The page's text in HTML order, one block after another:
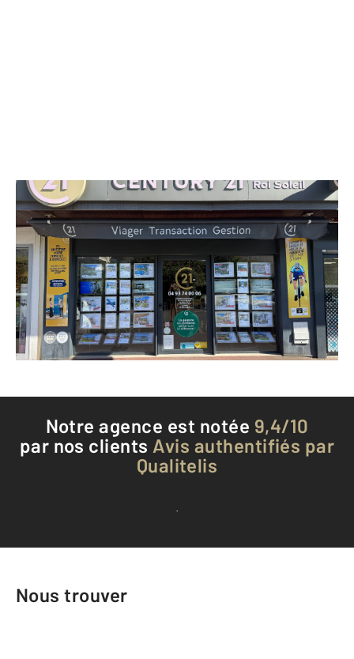
CENTURY 21 Roi Soleil
66 route de Saint Jean
ANTIBES - 06600
Envoyer un message
Téléphoner à l'agence
Notre agence est notée 9,4/10
par nos clients Avis authentifiés par
Qualitelis
Voir tous les avis clients
Nous trouver